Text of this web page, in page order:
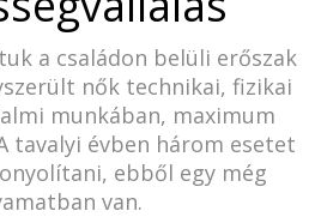
a családon belüli erőszak
nők technikai, fizikai
munkában, maximum
tavalyi évben három esetet
ebből egy még
van.